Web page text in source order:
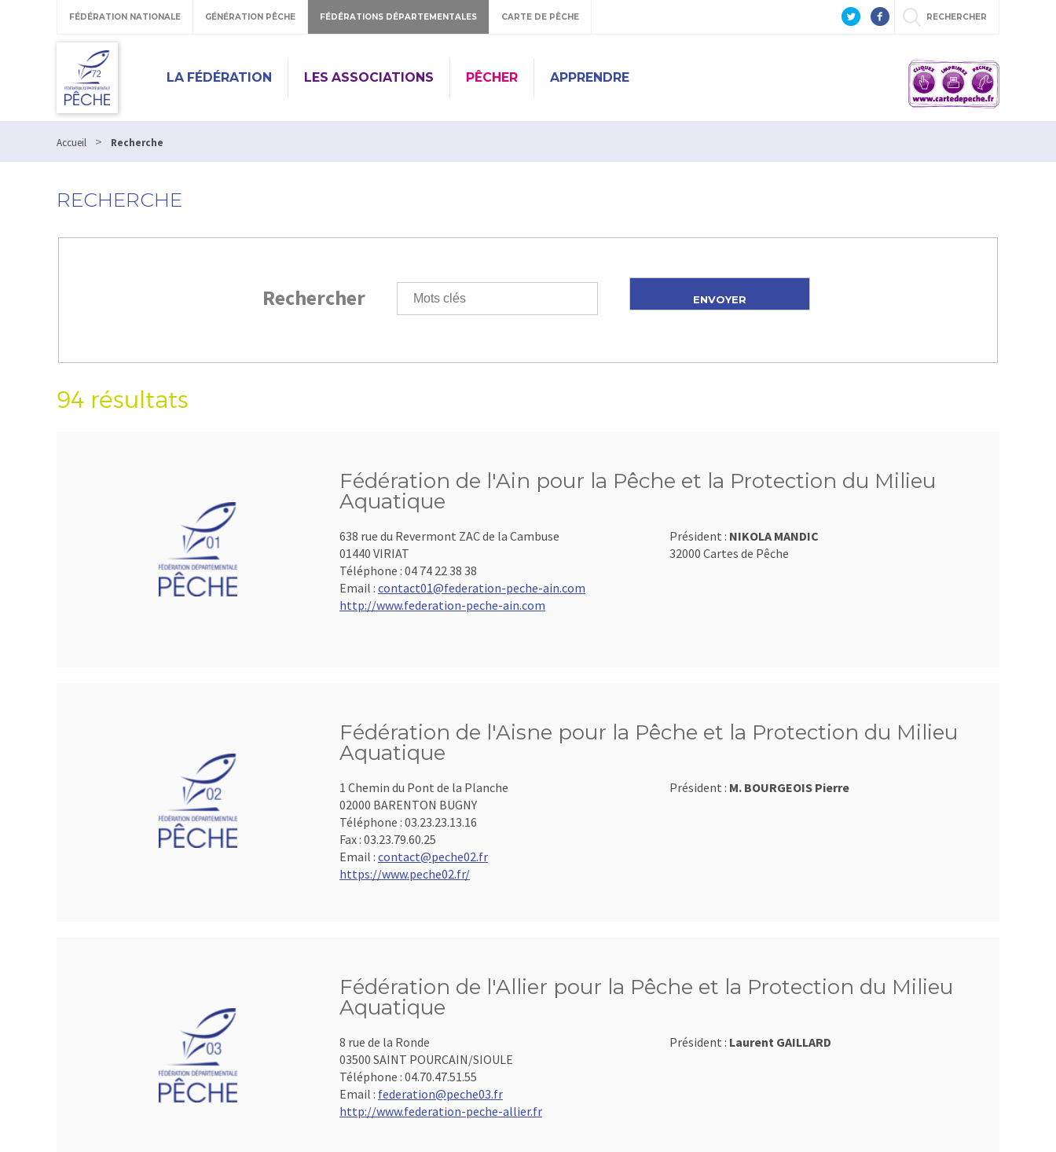
FÉDÉRATION NATIONALE GÉNÉRATION PÊCHE FÉDÉRATIONS DÉPARTEMENTALES CARTE DE PÊCHE RECHERCHER
LA FÉDÉRATION LES ASSOCIATIONS PÊCHER APPRENDRE
Accueil > Recherche
RECHERCHE
Rechercher
94 résultats
Fédération de l'Ain pour la Pêche et la Protection du Milieu
Aquatique
638 rue du Revermont ZAC de la Cambuse
01440 VIRIAT
Téléphone : 04 74 22 38 38
Email : contact01@federation-peche-ain.com
http://www.federation-peche-ain.com
Président : NIKOLA MANDIC
32000 Cartes de Pêche
Fédération de l'Aisne pour la Pêche et la Protection du Milieu
Aquatique
1 Chemin du Pont de la Planche
02000 BARENTON BUGNY
Téléphone : 03.23.23.13.16
Fax : 03.23.79.60.25
Email : contact@peche02.fr
https://www.peche02.fr/
Président : M. BOURGEOIS Pierre
Fédération de l'Allier pour la Pêche et la Protection du Milieu
Aquatique
8 rue de la Ronde
03500 SAINT POURCAIN/SIOULE
Téléphone : 04.70.47.51.55
Email : federation@peche03.fr
http://www.federation-peche-allier.fr
Président : Laurent GAILLARD